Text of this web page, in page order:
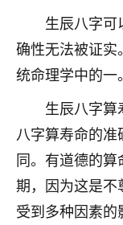
生辰八字可
确性无法被证
统命理学中的一。
生辰八字算
八字算寿命的
同。有道德的
期，因为这是
受到多种因素
鹿森 ：恭
12小时前 来
我身体不太
问题，反正
题，后来无
之后，心情
果问题。今
了，老师说